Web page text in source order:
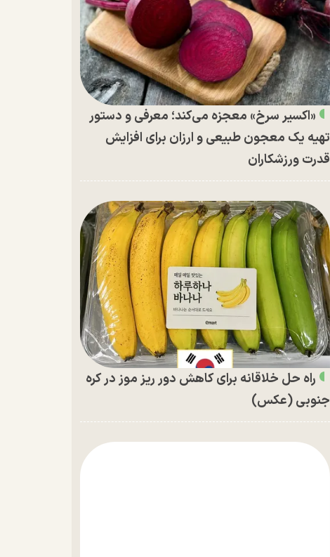
«اکسیر سرخ» معجزه می‌کند؛ معرفی و دستور
تهیه یک معجون طبیعی و ارزان برای افزایش
قدرت ورزشکاران
راه حل خلاقانه برای کاهش دور ریز موز در کره
جنوبی (عکس)